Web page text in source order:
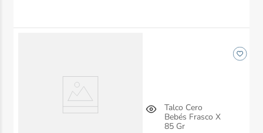
Talco Cero
Bebés Frasco X
85 Gr